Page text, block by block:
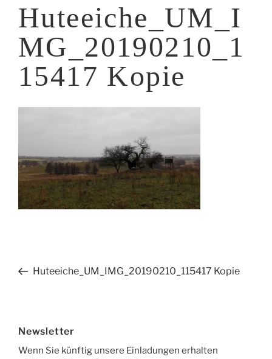
Huteeiche_UM_I
MG_20190210_1
15417 Kopie
Beitragsnavigation
Vorheriger
Huteeiche_UM_IMG_20190210_115417 Kopie
Newsletter
Wenn Sie künftig unsere Einladungen erhalten